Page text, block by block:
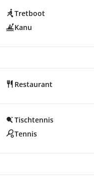
Tretboot
Kanu
Restaurant
Tischtennis
Tennis